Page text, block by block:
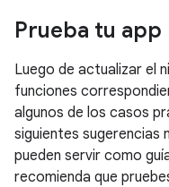
Prueba tu app
Luego de actualizar el
funciones
algunos de los casos
siguientes sugerencias
pueden servir como
recomienda que